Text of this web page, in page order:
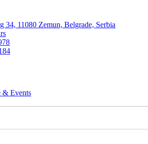
34, 11080 Zemun, Belgrade, Serbia